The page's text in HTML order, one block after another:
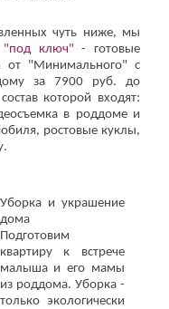
чуть ниже, мы
"под ключ" - готовые
от "Минимального" с
за 7900 руб. до
которой входят:
в роддоме и
ростовые куклы,
Уборка и украшение
дома
Подготовим
квартиру к встрече
малыша и его мамы
из роддома. Уборка -
только экологически